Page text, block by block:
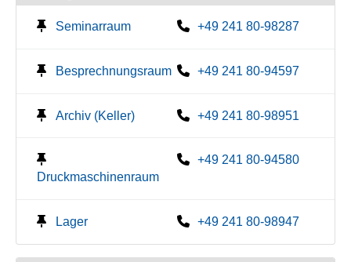
Seminarraum +49 241 80-98287
Besprechnungsraum +49 241 80-94597
Archiv (Keller) +49 241 80-98951
Druckmaschinenraum
+49 241 80-94580
Lager +49 241 80-98947